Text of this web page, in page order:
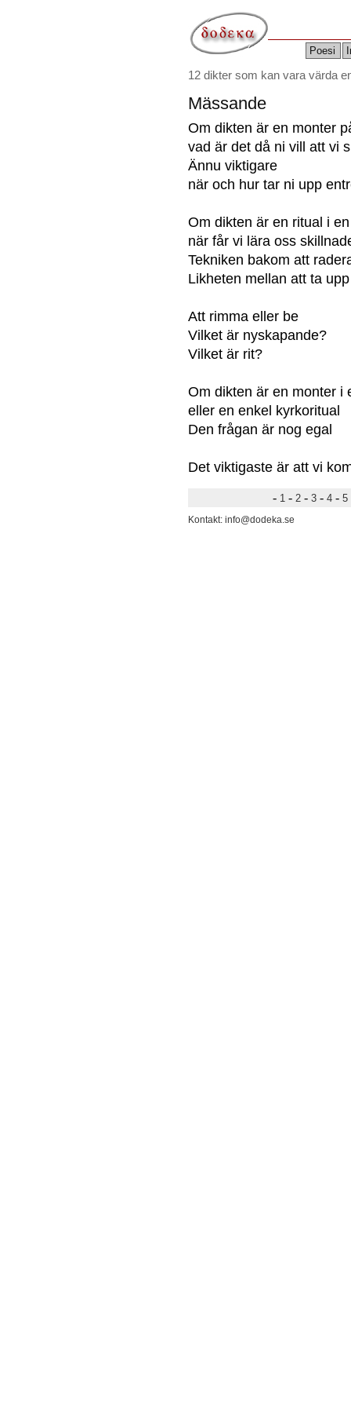
Poesi
12 dikter som kan vara värda
Mässande
Om dikten är en monter
vad är det då ni vill att vi
Ännu viktigare
när och hur tar ni upp
Om dikten är en ritual i
när får vi lära oss
Tekniken bakom att
Likheten mellan att ta
Att rimma eller be
Vilket är nyskapande?
Vilket är rit?
Om dikten är en monter i
eller en enkel kyrkoritual
Den frågan är nog egal
Det viktigaste är att vi
-1 -2 -3 -4 -5
Kontakt: info@dodeka.se